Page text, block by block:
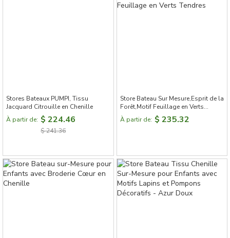
Stores Bateaux PUMPI, Tissu
Jacquard Citrouille en Chenille
À partir de: $ 224.46
$ 241.36
Store Bateau Sur Mesure,Esprit de la
Forêt,Motif Feuillage en Verts
Tendres
À partir de: $ 235.32